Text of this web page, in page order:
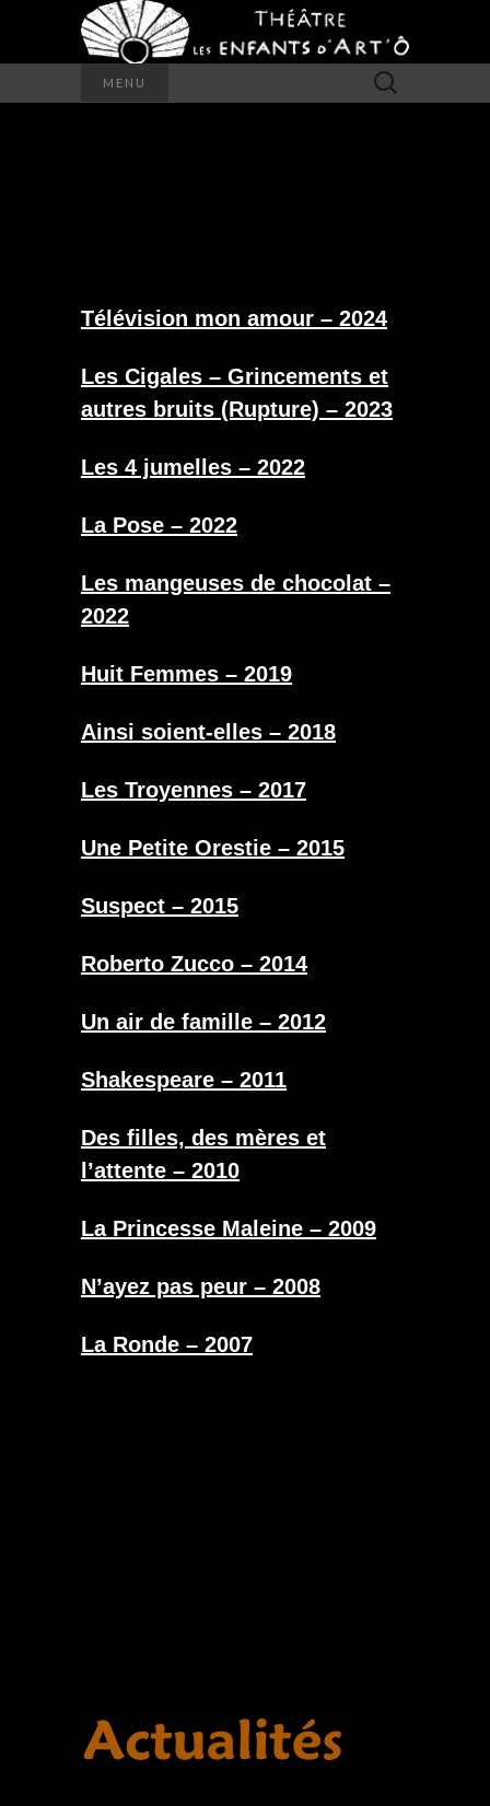
MENU Rechercher :
Télévision mon amour – 2024
Les Cigales – Grincements et
autres bruits (Rupture) – 2023
Les 4 jumelles – 2022
La Pose – 2022
Les mangeuses de chocolat –
2022
Huit Femmes – 2019
Ainsi soient-elles – 2018
Les Troyennes – 2017
Une Petite Orestie – 2015
Suspect – 2015
Roberto Zucco – 2014
Un air de famille – 2012
Shakespeare – 2011
Des filles, des mères et
l’attente – 2010
La Princesse Maleine – 2009
N’ayez pas peur – 2008
La Ronde – 2007